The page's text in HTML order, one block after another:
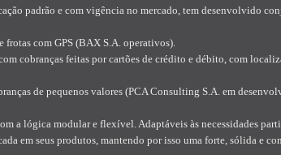
padrão e com vigência no mercado, tem desenvolvido
frotas com GPS (BAX S.A. operativos).
cobranças feitas por cartões de crédito e débito, com
de pequenos valores (PCA Consulting S.A. em
a lógica modular e flexível. Adaptáveis às necessidades
em seus produtos, mantendo por isso uma forte, sólida e